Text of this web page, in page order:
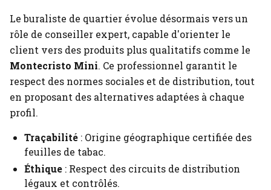
Le buraliste de quartier évolue désormais vers un
rôle de conseiller expert, capable d'orienter le
client vers des produits plus qualitatifs comme le
Montecristo Mini. Ce professionnel garantit le
respect des normes sociales et de distribution, tout
en proposant des alternatives adaptées à chaque
profil.
Traçabilité : Origine géographique certifiée des
feuilles de tabac.
Éthique : Respect des circuits de distribution
légaux et contrôlés.